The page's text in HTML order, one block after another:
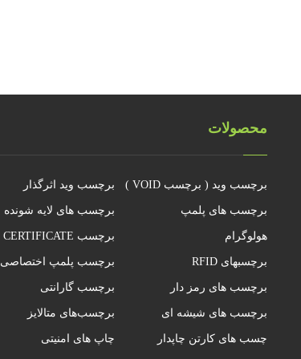
محصولات
برچسب وید ( برچسب VOID ) برچسب وید اثرگذار
برچسب های پلمپ برچسب های لایه شونده
هولوگرام برچسب CERTIFICATE
برچسبهای RFID برچسب پلمپ اختصاصی
برچسب های رمز دار برچسب گارانتی
برچسب های شیشه ای برچسب‌های متالایز
چسب های کارتن چاپدار چاپ های امنیتی